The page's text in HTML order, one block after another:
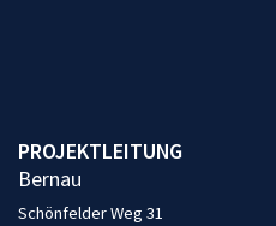
PROJEKTLEITUNG
Bernau
Schönfelder Weg 31